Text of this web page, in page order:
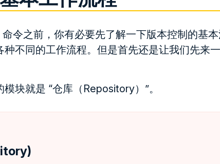
令之前，你有必要先了解一下版本控制的基
种不同的工作流程。但是首先还是让我们先来
块就是 “仓库（Repository）”。